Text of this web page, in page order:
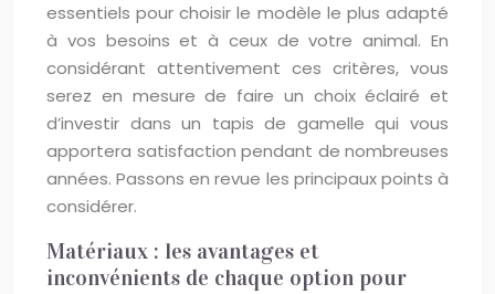
essentiels pour choisir le modèle le plus adapté
à vos besoins et à ceux de votre animal. En
considérant attentivement ces critères, vous
serez en mesure de faire un choix éclairé et
d’investir dans un tapis de gamelle qui vous
apportera satisfaction pendant de nombreuses
années. Passons en revue les principaux points à
considérer.
Matériaux : les avantages et
inconvénients de chaque option pour